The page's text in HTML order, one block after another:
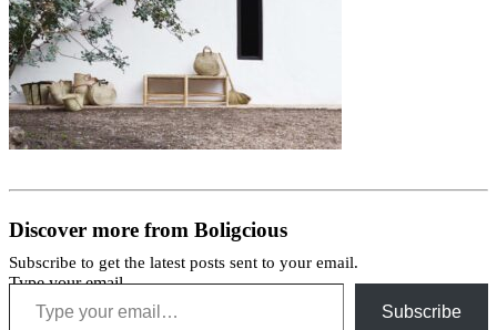
Discover more from Boligcious
Subscribe to get the latest posts sent to your email.
Type your email…
Subscribe